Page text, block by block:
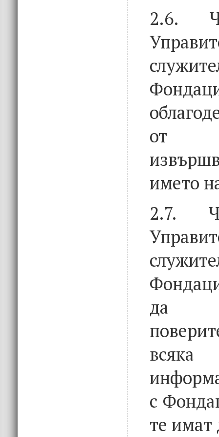
2.6.
от
името
2.7.
да
всяка
с
те имат